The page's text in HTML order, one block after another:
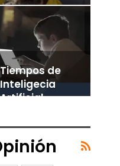
Tiempos de
Inteligecia
Artificial